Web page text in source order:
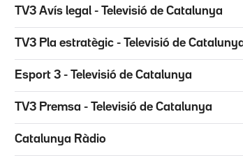
TV3 Avís legal - Televisió de Catalunya
TV3 Pla estratègic - Televisió de
Esport 3 - Televisió de Catalunya
TV3 Premsa - Televisió de Catalunya
Catalunya Ràdio